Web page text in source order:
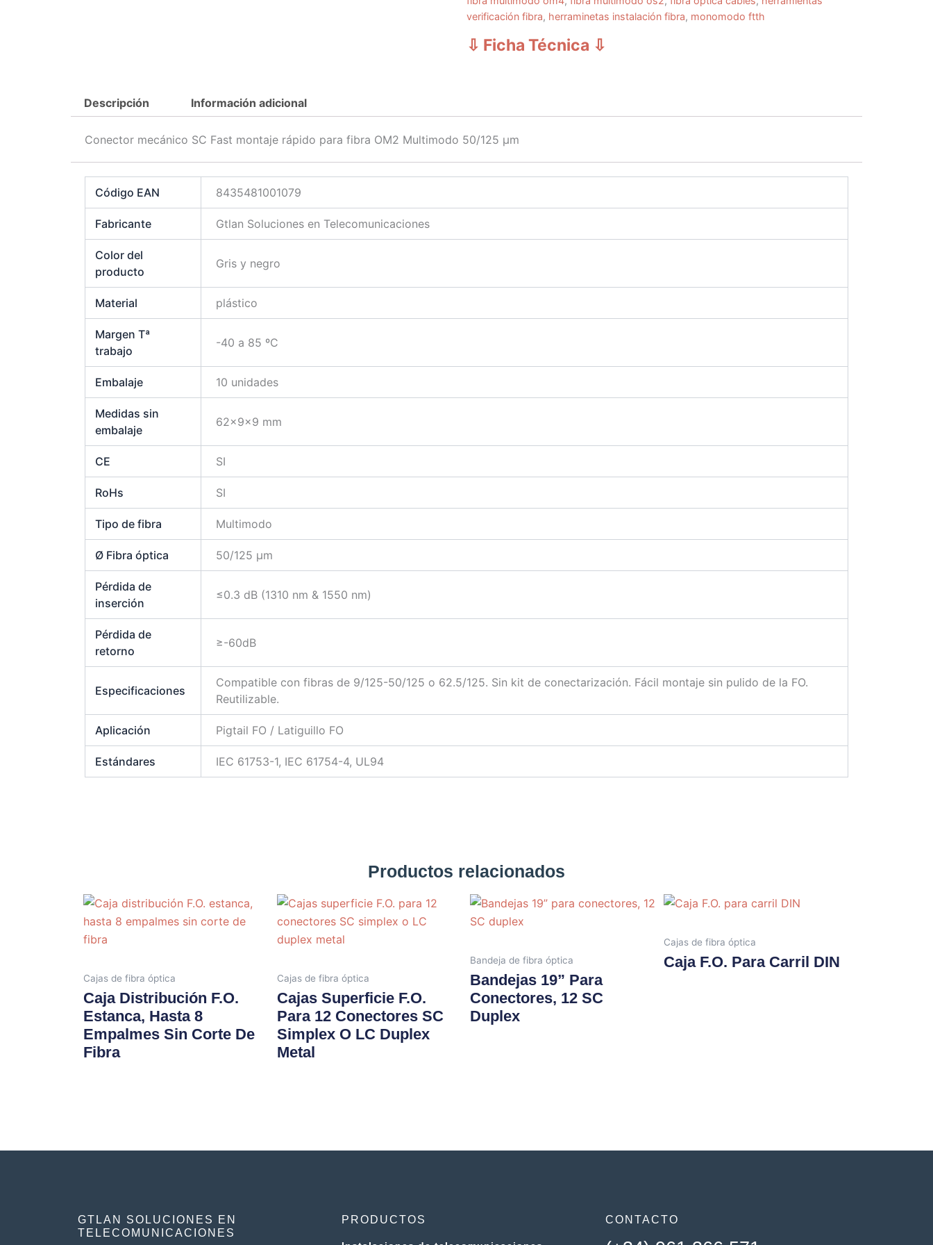
verificación fibra, herraminetas instalación fibra, monomodo ftth
⇩ Ficha Técnica ⇩
Descripción Información adicional
Conector mecánico SC Fast montaje rápido para fibra OM2 Multimodo 50/125 μm
Código EAN 8435481001079
Fabricante Gtlan Soluciones en Telecomunicaciones
Color del
producto
Gris y negro
Material plástico
Margen Tª
trabajo
-40 a 85 ºC
Embalaje 10 unidades
Medidas sin
embalaje
62x9x9 mm
CE SI
RoHs SI
Tipo de fibra Multimodo
Ø Fibra óptica 50/125 μm
Pérdida de
inserción
≤0.3 dB (1310 nm & 1550 nm)
Pérdida de
retorno
≥-60dB
Especificaciones
Compatible con fibras de 9/125-50/125 o 62.5/125. Sin kit de conectarización. Fácil montaje sin pulido de la FO.
Reutilizable.
Aplicación Pigtail FO / Latiguillo FO
Estándares IEC 61753-1, IEC 61754-4, UL94
Productos relacionados
Cajas de fibra óptica
Caja Distribución F.O.
Estanca, Hasta 8
Empalmes Sin Corte De
Fibra
Cajas de fibra óptica
Cajas Superficie F.O.
Para 12 Conectores SC
Simplex O LC Duplex
Metal
Bandeja de fibra óptica
Bandejas 19” Para
Conectores, 12 SC
Duplex
Cajas de fibra óptica
Caja F.O. Para Carril DIN
GTLAN SOLUCIONES EN
TELECOMUNICACIONES
PRODUCTOS CONTACTO